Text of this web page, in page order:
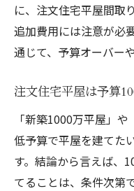
に、注文住宅平屋間取
追加費用には注意が必
通じて、予算オーバー
注文住宅平屋は予算
「新築1000万平屋」
低予算で平屋を建てた
す。結論から言えば、
てることは、条件次第